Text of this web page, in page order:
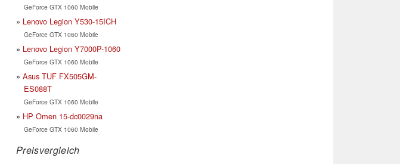
GeForce GTX 1060 Mobile
Lenovo Legion Y530-15ICH
GeForce GTX 1060 Mobile
Lenovo Legion Y7000P-1060
GeForce GTX 1060 Mobile
Asus TUF FX505GM-
ES088T
GeForce GTX 1060 Mobile
HP Omen 15-dc0029na
GeForce GTX 1060 Mobile
Preisvergleich